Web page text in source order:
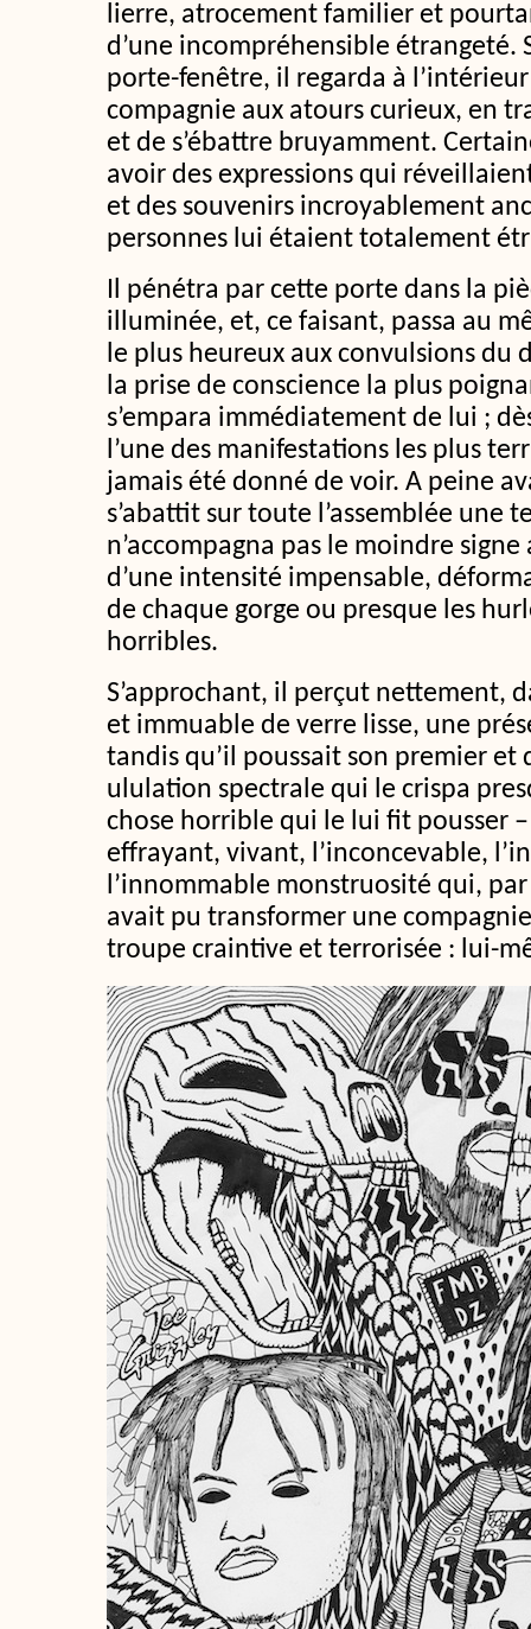
lierre, atrocement familier et
d’une incompréhensible étrangeté.
porte-fenêtre, il regarda à
compagnie aux atours curieux, en
et de s’ébattre bruyamment.
avoir des expressions qui
et des souvenirs incroyablement
personnes lui étaient totalement
Il pénétra par cette porte dans la
illuminée, et, ce faisant, passa au
le plus heureux aux convulsions du
la prise de conscience la plus
s’empara immédiatement de lui ;
l’une des manifestations les plus
jamais été donné de voir. A peine
s’abattit sur toute l’assemblée une
n’accompagna pas le moindre
d’une intensité impensable,
de chaque gorge ou presque les
horribles.
S’approchant, il perçut nettement,
et immuable de verre lisse, une
tandis qu’il poussait son premier et
ululation spectrale qui le crispa
chose horrible qui le lui fit pousser
effrayant, vivant, l’inconcevable,
l’innommable monstruosité qui,
avait pu transformer une
troupe craintive et terrorisée : lui-